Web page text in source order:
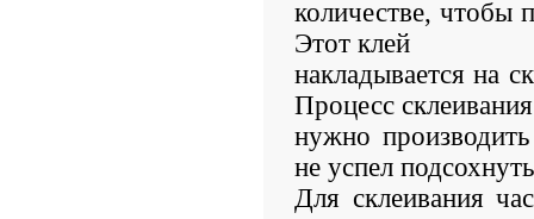
количестве, чтобы
Этот клей
накладывается на
Процесс склеивания
нужно
не успел
Для склеивания